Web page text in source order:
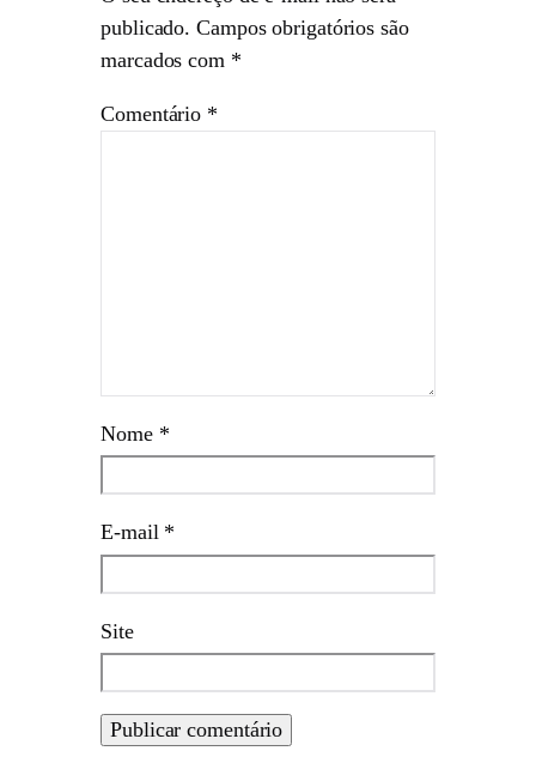
publicado. Campos obrigatórios são
marcados com *
Comentário *
Nome *
E-mail *
Site